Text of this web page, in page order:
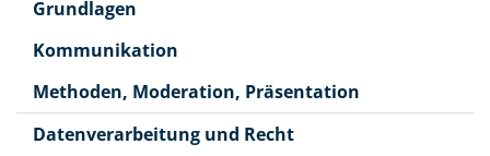
Grundlagen
Kommunikation
Methoden, Moderation, Präsentation
Datenverarbeitung und Recht